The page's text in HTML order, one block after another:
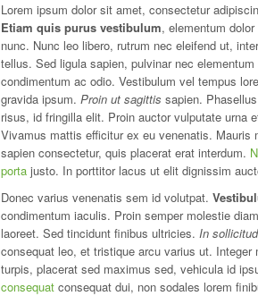
Lorem ipsum dolor sit amet, consectetur
Etiam quis purus vestibulum, elementum
nunc. Nunc leo libero, rutrum nec eleifend ut,
tellus. Sed ligula sapien, pulvinar nec elementum
condimentum ac odio. Vestibulum vel tempus
gravida ipsum. Proin ut sagittis sapien.
risus, id fringilla elit. Proin auctor vulputate urna
Vivamus mattis efficitur ex eu venenatis. Mauris
sapien consectetur, quis placerat erat interdum.
porta justo. In porttitor lacus ut elit dignissim
Donec varius venenatis sem id volutpat.
condimentum iaculis. Proin semper molestie
laoreet. Sed tincidunt finibus ultricies. In
consequat leo, et tristique arcu varius ut. Integer
turpis, placerat sed maximus sed, vehicula id
consequat consequat dui, non sodales lorem